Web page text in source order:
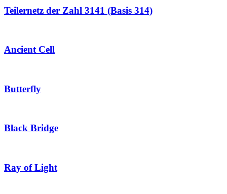
Teilernetz der Zahl 3141 (Basis 314)
Ancient Cell
Butterfly
Black Bridge
Ray of Light